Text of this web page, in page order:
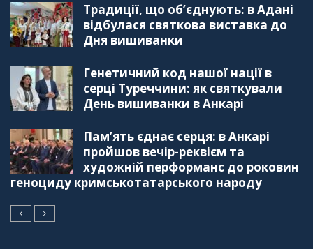
рада українських громад Туреччини
56:20
"Дзеркало діаспори". Випуск 3. Вища освіта:
59:38
"Дзеркало діаспори", Випуск 2, Як вивчити
57:18
"Дзеркало діаспори". Випуск 1. Про створення
порталу "Укр-Айна"
39:41
Традиції, що об’єднують: в Адані
відбулася святкова виставка до
Дня вишиванки
Генетичний код нашої нації в
серці Туреччини: як святкували
День вишиванки в Анкарі
Пам’ять єднає серця: в Анкарі
пройшов вечір-реквієм та
художній перформанс до роковин
геноциду кримськотатарського народу